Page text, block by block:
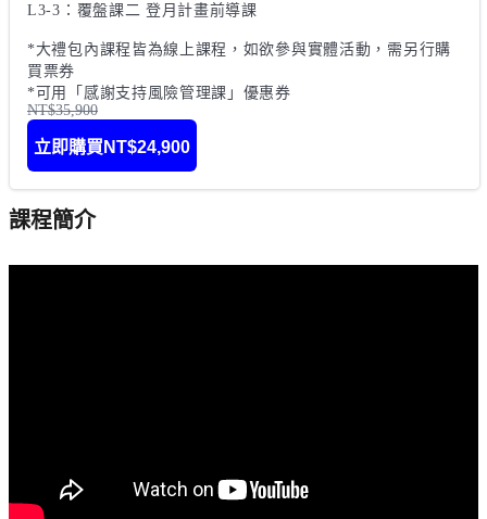
L3-3：覆盤課二 登月計畫前導課
*大禮包內課程皆為線上課程，如欲參與實體活動，需另行購
買票券
*可用「感謝支持風險管理課」優惠券
NT$35,900
立即購買 NT$24,900
課程簡介